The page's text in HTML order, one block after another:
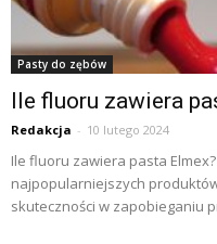
Pasty do zębów
Ile fluoru zawiera
Redakcja - 10 lutego 2024
Ile fluoru zawiera pasta
najpopularniejszych
skuteczności w zapobieganiu